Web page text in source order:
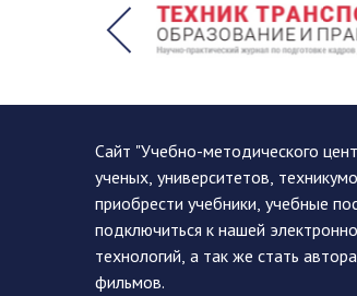
Сайт "Учебно-методического
ученых, университетов,
приобрести учебники, учебные
подключиться к нашей
технологий, а так же стать
фильмов.